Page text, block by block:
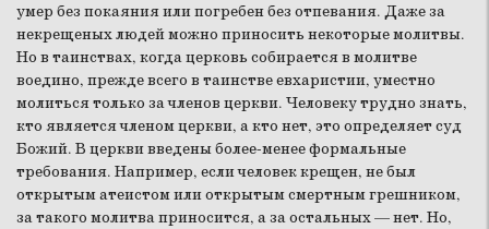
умер без покаяния или погребен без отпевания. Даже за
некрещеных людей можно приносить некоторые молитвы.
Но в таинствах, когда церковь собирается в молитве
воедино, прежде всего в таинстве евхаристии, уместно
молиться только за членов церкви. Человеку трудно знать,
кто является членом церкви, а кто нет, это определяет суд
Божий. В церкви введены более-менее формальные
требования. Например, если человек крещен, не был
открытым атеистом или открытым смертным грешником,
за такого молитва приносится, а за остальных — нет. Но,